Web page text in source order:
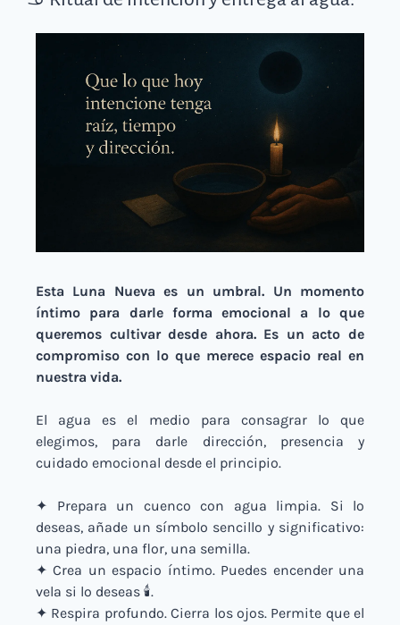
Esta Luna Nueva es un umbral. Un momento
íntimo para darle forma emocional a lo que
queremos cultivar desde ahora. Es un acto de
compromiso con lo que merece espacio real en
nuestra vida.
El agua es el medio para consagrar lo que
elegimos, para darle dirección, presencia y
cuidado emocional desde el principio.
✦ Prepara un cuenco con agua limpia. Si lo
deseas, añade un símbolo sencillo y significativo:
una piedra, una flor, una semilla.
✦ Crea un espacio íntimo. Puedes encender una
vela si lo deseas 🕯️.
✦ Respira profundo. Cierra los ojos. Permite que el